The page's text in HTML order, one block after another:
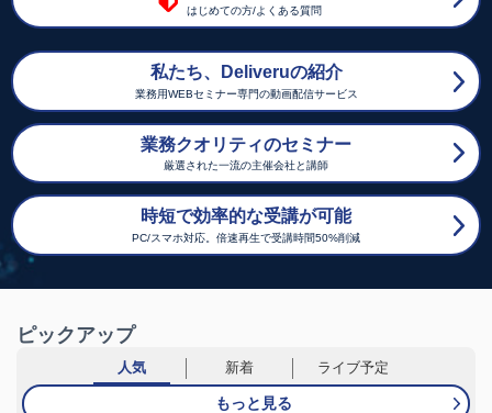
はじめての方/よくある質問
私たち、Deliveruの紹介
業務用WEBセミナー専門の動画配信サービス
業務クオリティのセミナー
厳選された一流の主催会社と講師
時短で効率的な受講が可能
PC/スマホ対応。倍速再生で受講時間50%削減
ピックアップ
人気 新着 ライブ予定
もっと見る